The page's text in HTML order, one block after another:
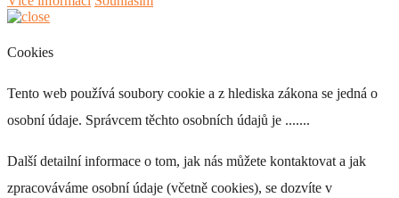
Cookies
Tento web používá soubory cookie a z hlediska zákona se jedná o
osobní údaje. Správcem těchto osobních údajů je .......
Další detailní informace o tom, jak nás můžete kontaktovat a jak
zpracováváme osobní údaje (včetně cookies), se dozvíte v